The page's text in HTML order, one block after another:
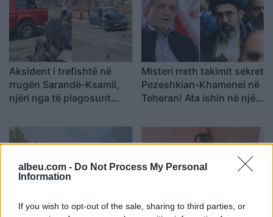
albeu.com - Do Not Process My Personal
Information
If you wish to opt-out of the sale, sharing to third parties, or
Aksident i trefishtë në
rrugën Sarandë-Ksamil,
njëri nga të plagosurit
Traumës në Tiranë
Misteri rreth takimit sekret
Pezeshkian-Khamenei në
Teheran! Ata ishin në një
duke e dëgjuar njëri-
tjetrin, por pa e parë
Mallakastër/ Zjarri del Propozimi i PS për